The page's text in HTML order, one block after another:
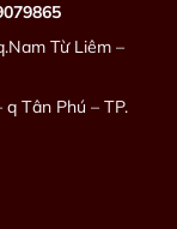
Từ Liêm –
q Tân Phú – TP.